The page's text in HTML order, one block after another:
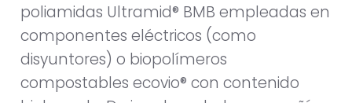
poliamidas Ultramid® BMB empleadas en
componentes eléctricos (como
disyuntores) o biopolímeros
compostables ecovio® con contenido